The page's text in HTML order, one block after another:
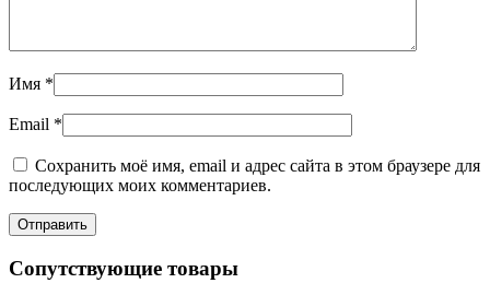
Имя *
Email *
Сохранить моё имя, email и адрес сайта в этом браузере для
последующих моих комментариев.
Сопутствующие товары